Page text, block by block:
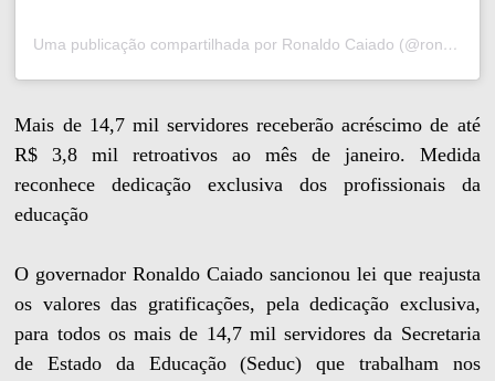
Uma publicação compartilhada por Ronaldo Caiado (@ronaldocaiado)
Mais de 14,7 mil servidores receberão acréscimo de até
R$ 3,8 mil retroativos ao mês de janeiro. Medida
reconhece dedicação exclusiva dos profissionais da
educação
O governador Ronaldo Caiado sancionou lei que reajusta
os valores das gratificações, pela dedicação exclusiva,
para todos os mais de 14,7 mil servidores da Secretaria
de Estado da Educação (Seduc) que trabalham nos